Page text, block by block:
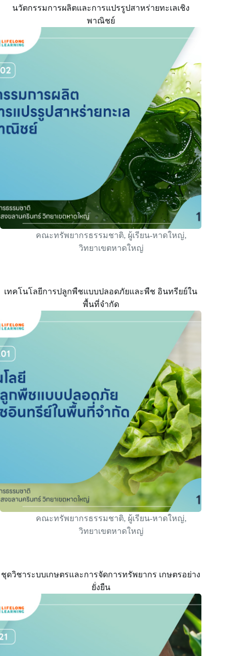
นวัตกรรมการผลิตและการแปรรูปสาหร่ายทะเลเชิง
พาณิชย์
คณะทรัพยากรธรรมชาติ, ผู้เรียน-หาดใหญ่,
วิทยาเขตหาดใหญ่
เทคโนโลยีการปลูกพืชแบบปลอดภัยและพืช อินทรียย์ใน
พื้นที่จํากัด
คณะทรัพยากรธรรมชาติ, ผู้เรียน-หาดใหญ่,
วิทยาเขตหาดใหญ่
ชุดวิชาระบบเกษตรและการจัดการทรัพยากร เกษตรอย่าง
ยั่งยืน